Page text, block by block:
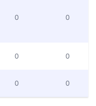
0 0
0 0
0 0